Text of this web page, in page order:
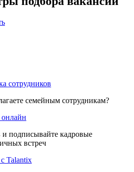
сотрудников
семейным сотрудникам?
и подписывайте кадровые
встреч
Talantix